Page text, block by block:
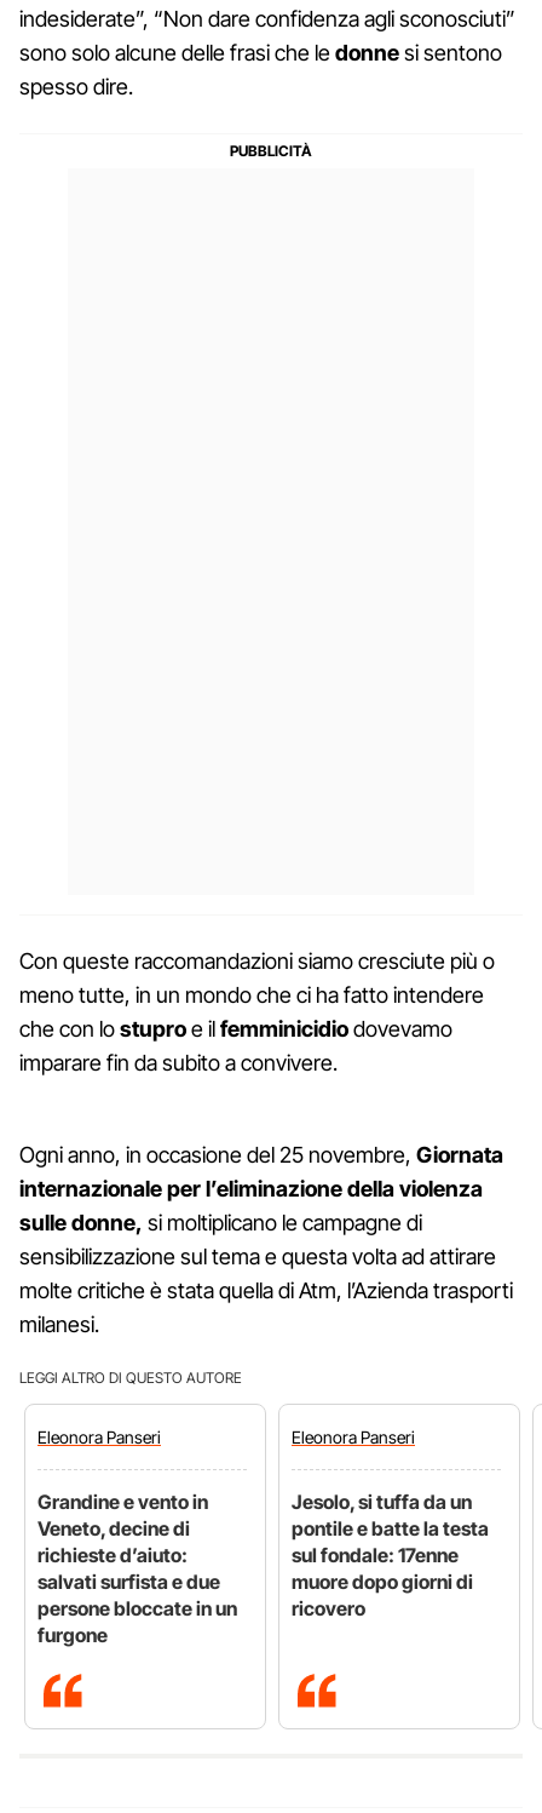
indesiderate”, “Non dare confidenza agli sconosciuti”
sono solo alcune delle frasi che ledonnesi sentono
spesso dire.
Con queste raccomandazioni siamo cresciute più o
meno tutte, in un mondo che ci ha fatto intendere
che con lostuproe ilfemminicidiodovevamo
imparare fin da subito a convivere.
Ogni anno, in occasione del 25 novembre, Giornata
internazionale per l’eliminazione della violenza
sulle donne, si moltiplicano le campagne di
sensibilizzazione sul tema e questa volta ad attirare
molte critiche è stata quella di Atm, l’Azienda trasporti
milanesi.
LEGGI ALTRO DI QUESTO AUTORE
EleonoraPanseri
Grandine e vento in
Veneto, decine di
richieste d’aiuto:
salvati surfista e due
persone bloccate in un
furgone
EleonoraPanseri
Jesolo, si tuffa da un
pontile e batte la testa
sul fondale: 17enne
muore dopo giorni di
ricovero